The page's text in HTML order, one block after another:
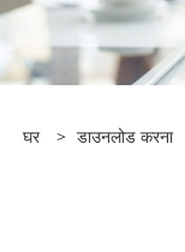
घर > डाउनलोड करना